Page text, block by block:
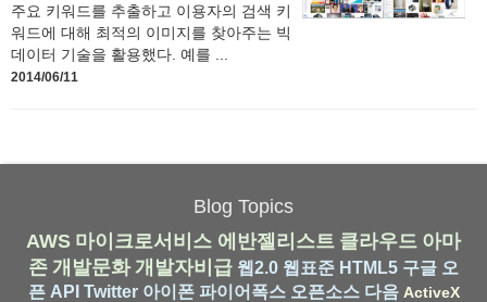
주요 키워드를 추출하고 이용자의 검색 키
워드에 대해 최적의 이미지를 찾아주는 빅
데이터 기술을 활용했다. 예를 ...
2014/06/11
Blog Topics
AWS 마이크로서비스 에반젤리스트 클라우드 아마
존 개발문화 개발자비급 웹2.0 웹표준 HTML5 구글 오
픈 API Twitter 아이폰 파이어폭스 오픈소스 다음 ActiveX